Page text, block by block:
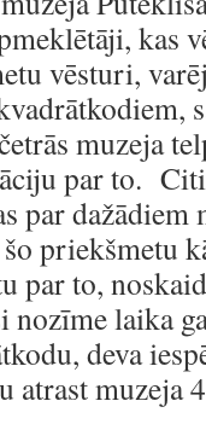
kas
vēsturi,
muzeja
par to.
par
priekšmetu
par to,
nozīme laika
deva
atrast muzeja